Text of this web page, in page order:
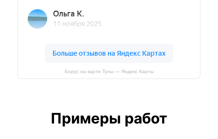
Борус на карте Тулы — Яндекс Карты
Примеры работ